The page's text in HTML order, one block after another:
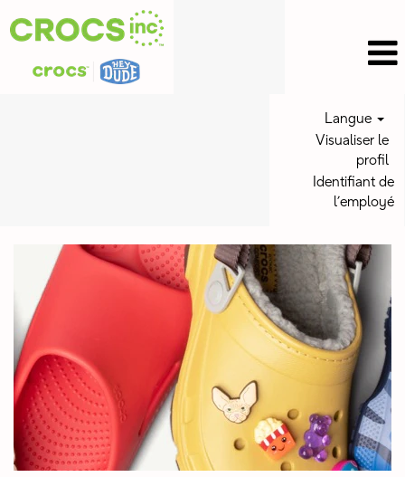
Langue
Visualiser le
profil
Identifiant de
l’employé
Jobs_fr